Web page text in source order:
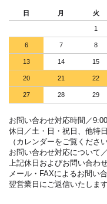
日 月 火
1
6 7 8
13 14 15
20 21 22
27 28 29
お問い合わせ対応時間／
休日／土・日・祝日、他特日
（カレンダーをご覧ください
お問い合わせ対応について／
上記休日およびお問い合わ
メール・FAXによるお問い
翌営業日にご返信いたします